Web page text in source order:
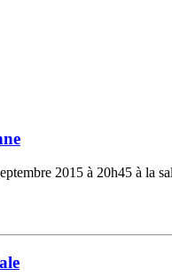
2015 à 20h45 à la